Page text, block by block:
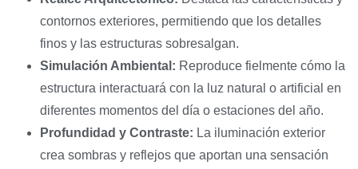
contornos exteriores, permitiendo que los detalles
finos y las estructuras sobresalgan.
Simulación Ambiental: Reproduce fielmente cómo la
estructura interactuará con la luz natural o artificial en
diferentes momentos del día o estaciones del año.
Profundidad y Contraste: La iluminación exterior
crea sombras y reflejos que aportan una sensación